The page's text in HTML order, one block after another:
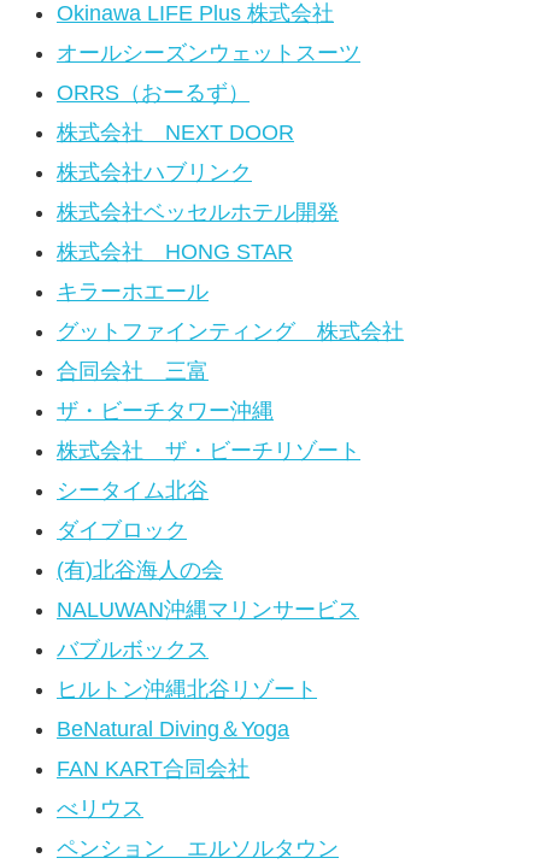
Okinawa LIFE Plus 株式会社
オールシーズンウェットスーツ
ORRS（おーるず）
株式会社 NEXT DOOR
株式会社ハブリンク
株式会社ベッセルホテル開発
株式会社 HONG STAR
キラーホエール
グットファインティング 株式会社
合同会社 三富
ザ・ビーチタワー沖縄
株式会社 ザ・ビーチリゾート
シータイム北谷
ダイブロック
(有)北谷海人の会
NALUWAN沖縄マリンサービス
バブルボックス
ヒルトン沖縄北谷リゾート
BeNatural Diving＆Yoga
FAN KART合同会社
べリウス
ペンション エルソルタウン